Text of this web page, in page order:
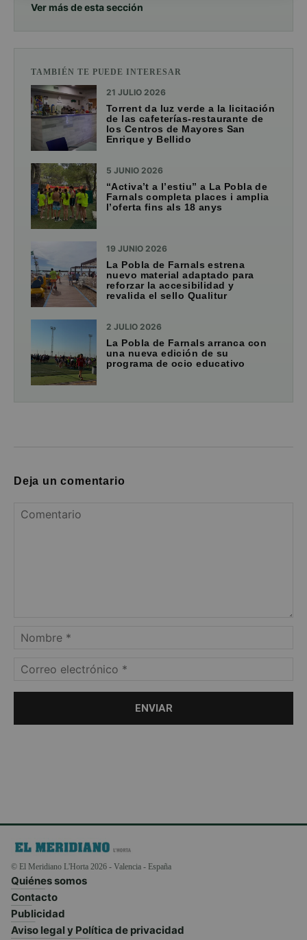
Ver más de esta sección
TAMBIÉN TE PUEDE INTERESAR
21 JULIO 2026
Torrent da luz verde a la licitación
de las cafeterías-restaurante de
los Centros de Mayores San
Enrique y Bellido
5 JUNIO 2026
“Activa’t a l’estiu” a La Pobla de
Farnals completa places i amplia
l’oferta fins als 18 anys
19 JUNIO 2026
La Pobla de Farnals estrena
nuevo material adaptado para
reforzar la accesibilidad y
revalida el sello Qualitur
2 JULIO 2026
La Pobla de Farnals arranca con
una nueva edición de su
programa de ocio educativo
Deja un comentario
© El Meridiano L'Horta 2026 - Valencia - España
Quiénes somos
Contacto
Publicidad
Aviso legal y Política de privacidad